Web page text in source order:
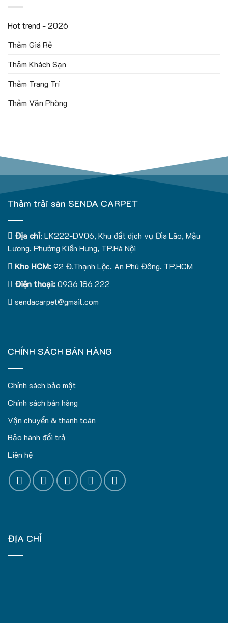
Hot trend - 2026
Thảm Giá Rẻ
Thảm Khách Sạn
Thảm Trang Trí
Thảm Văn Phòng
Thảm trải sàn SENDA CARPET
Địa chỉ: LK222-DV06, Khu đất dịch vụ Đìa Lão, Mậu
Lương, Phường Kiến Hưng, TP.Hà Nội
Kho HCM:92 Đ.Thạnh Lộc, An Phú Đông, TP.HCM
Điện thoại:0936 186 222
sendacarpet@gmail.com
CHÍNH SÁCH BÁN HÀNG
Chính sách bảo mật
Chính sách bán hàng
Vận chuyển & thanh toán
Bảo hành đổi trả
Liên hệ
ĐỊA CHỈ